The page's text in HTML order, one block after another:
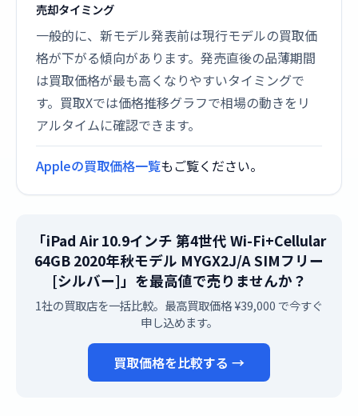
売却タイミング
一般的に、新モデル発表前は現行モデルの買取価
格が下がる傾向があります。発売直後の品薄期間
は買取価格が最も高くなりやすいタイミングで
す。買取Xでは価格推移グラフで相場の動きをリ
アルタイムに確認できます。
Appleの買取価格一覧もご覧ください。
「iPad Air 10.9インチ 第4世代 Wi-Fi+Cellular
64GB 2020年秋モデル MYGX2J/A SIMフリー
[シルバー]」を最高値で売りませんか？
1社の買取店を一括比較。最高買取価格 ¥39,000 で今すぐ
申し込めます。
買取価格を比較する →